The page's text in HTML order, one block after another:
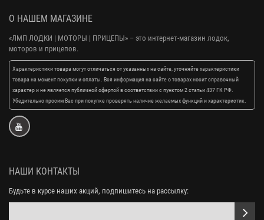
О НАШЕМ МАГАЗИНЕ
«ЛМП ЛОДКИ | МОТОРЫ | ПРИЦЕПЫ» – это интернет-магазин лодок,
моторов и прицепов.
Характеристики товара могут отличаться от указанных на сайте, уточняйте характеристики
товара на момент покупки и оплаты. Вся информация на сайте о товарах носит справочный
характер и не является публичной офертой в соответствии с пунктом 2 статьи 437 ГК РФ.
Убедительно просим Вас при покупке проверять наличие желаемых функций и характеристик.
НАШИ КОНТАКТЫ
Будьте в курсе наших акций, подпишитесь на рассылку: